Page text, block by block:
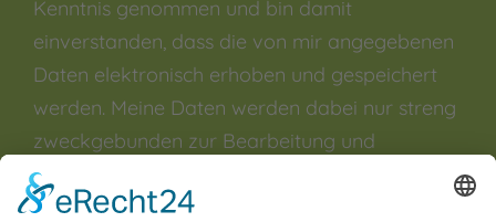
Kenntnis genommen und bin damit
einverstanden, dass die von mir angegebenen
Daten elektronisch erhoben und gespeichert
werden. Meine Daten werden dabei nur streng
zweckgebunden zur Bearbeitung und
Beantwortung meiner Anfrage genutzt. Sie
können sich auch direkt per Mail an unsere